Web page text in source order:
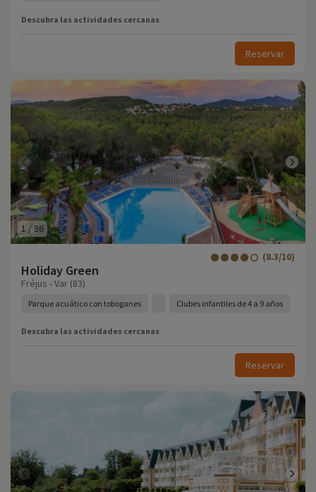
Descubra las actividades cercanas
Reservar
1 /36
Holiday Green
(8.3/10)
Fréjus - Var (83)
Parque acuático con toboganes Clubes infantiles de 4 a 9 años
Descubra las actividades cercanas
Reservar